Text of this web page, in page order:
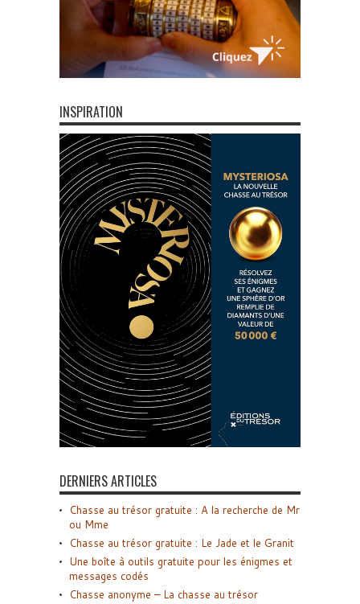
INSPIRATION
DERNIERS ARTICLES
Chasse au trésor gratuite : A la recherche de Mr
ou Mme
Chasse au trésor gratuite : Le Jade et le Granit
Une boîte à outils gratuite pour les énigmes et
messages codés
Chasse anonyme – La chasse au trésor